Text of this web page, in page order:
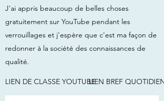
J'ai appris beaucoup de belles choses
gratuitement sur YouTube pendant les
verrouillages et j'espère que c'est ma façon de
redonner à la société des connaissances de
qualité.
LIEN DE CLASSE YOUTUBELIEN BREF QUOTIDIEN